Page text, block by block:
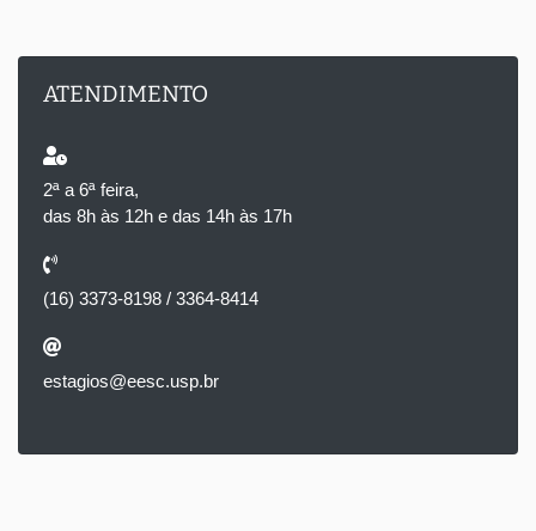
ATENDIMENTO
2ª a 6ª feira,
das 8h às 12h e das 14h às 17h
(16) 3373-8198 / 3364-8414
estagios@eesc.usp.br